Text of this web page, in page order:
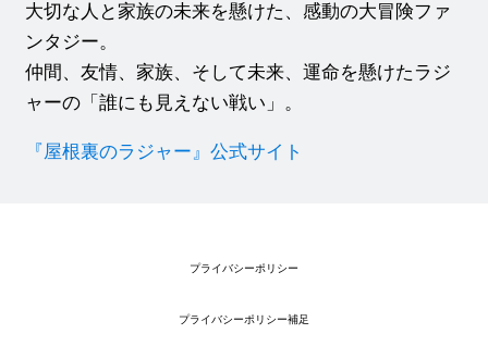
大切な人と家族の未来を懸けた、感動の大冒険ファ
ンタジー。
仲間、友情、家族、そして未来、運命を懸けたラジ
ャーの「誰にも見えない戦い」。
『屋根裏のラジャー』公式サイト
プライバシーポリシー
プライバシーポリシー補足